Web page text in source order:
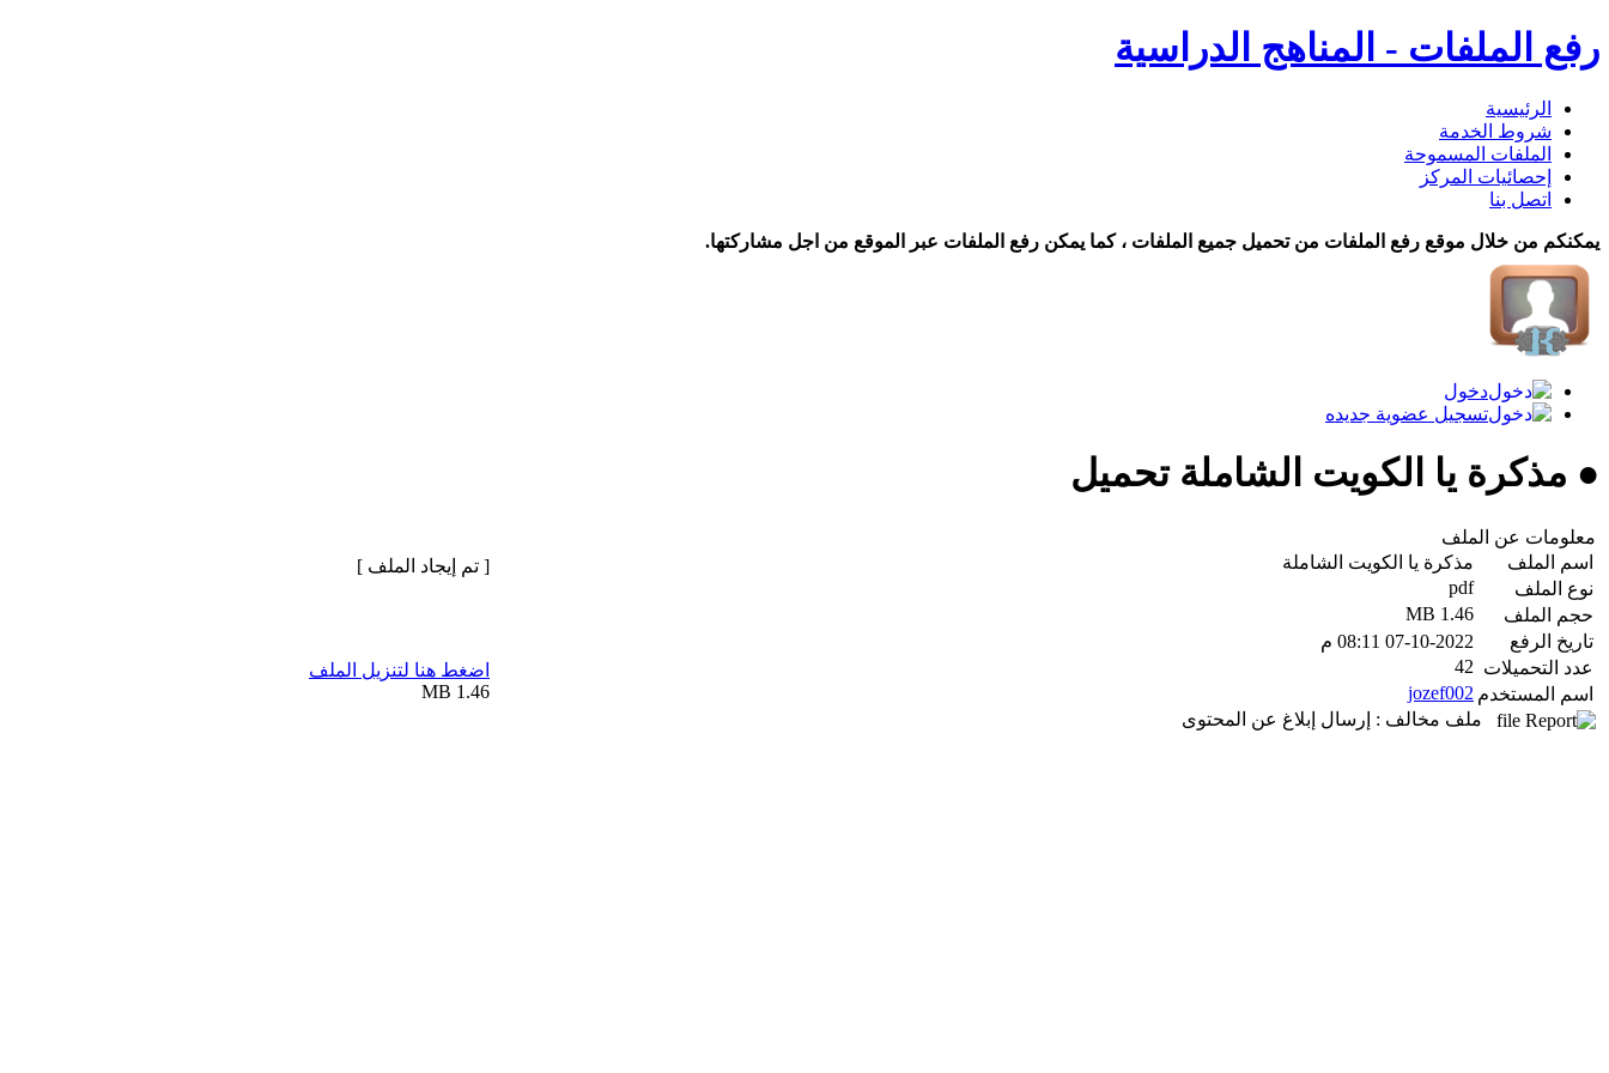
رفع الملفات - المناهج الدراسية
الرئيسية
شروط الخدمة
الملفات المسموحة
إحصائيات المركز
اتصل بنا
يمكنكم من خلال موقع رفع الملفات من تحميل جميع الملفات ، كما يمكن رفع الملفات عبر الموقع من اجل مشاركتها.
دخول
تسجيل عضوية جديده
● مذكرة يا الكويت الشاملة تحميل
معلومات عن الملف
اسم الملف
مذكرة يا الكويت الشاملة
نوع الملف
pdf
حجم الملف
1.46 MB
تاريخ الرفع
07-10-2022 08:11 م
عدد التحميلات 42
اسم المستخدم jozef002
ملف مخالف : إرسال إبلاغ عن المحتوى
[ تم إيجاد الملف ]
اضغط هنا لتنزيل الملف
1.46 MB